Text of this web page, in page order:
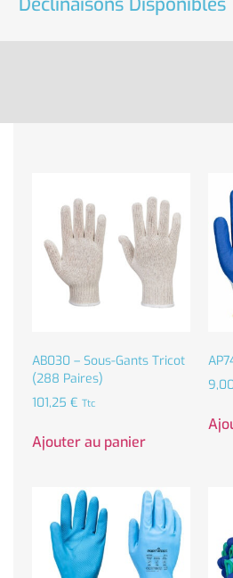
AB030 – Sous-Gants Tricot
(288 Paires)
101,25 € Ttc
Ajouter au panier
9,00